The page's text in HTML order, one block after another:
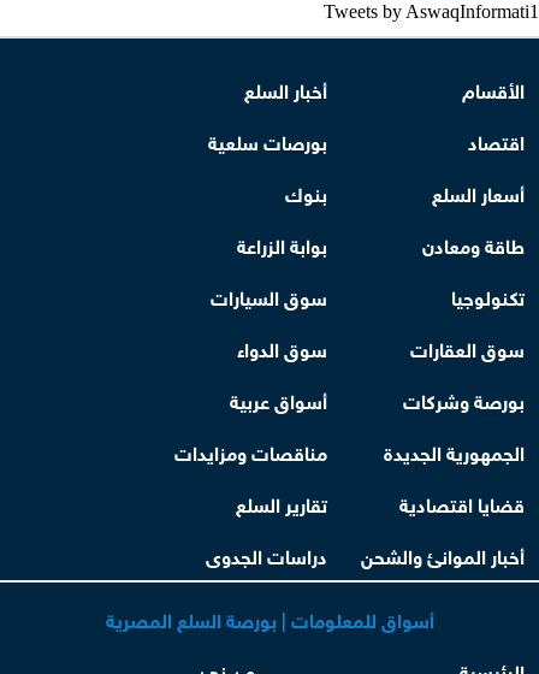
Tweets by AswaqInformati1
الأقسام
أخبار السلع
اقتصاد
بورصات سلعية
أسعار السلع
بنوك
طاقة ومعادن
بوابة الزراعة
تكنولوجيا
سوق السيارات
سوق العقارات
سوق الدواء
بورصة وشركات
أسواق عربية
الجمهورية الجديدة
مناقصات ومزايدات
قضايا اقتصادية
تقارير السلع
أخبار الموانئ والشحن
دراسات الجدوى
أسواق للمعلومات | بورصة السلع المصرية